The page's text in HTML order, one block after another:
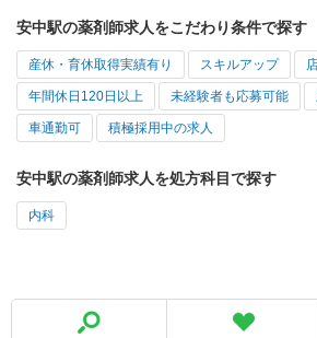
安中駅の薬剤師求人をこだわり条件で探す
産休・育休取得実績有り スキルアップ
年間休日120日以上 未経験者も応募可能
車通勤可 積極採用中の求人
安中駅の薬剤師求人を処方科目で探す
内科